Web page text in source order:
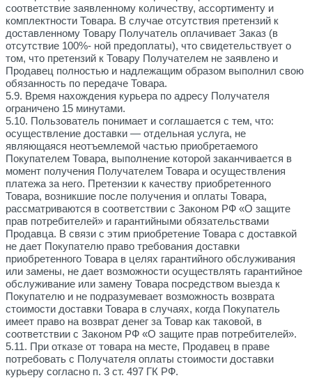
соответствие заявленному количеству, ассортименту и
комплектности Товара. В случае отсутствия претензий к
доставленному Товару Получатель оплачивает Заказ (в
отсутствие 100%- ной предоплаты), что свидетельствует о
том, что претензий к Товару Получателем не заявлено и
Продавец полностью и надлежащим образом выполнил свою
обязанность по передаче Товара.
5.9. Время нахождения курьера по адресу Получателя
ограничено 15 минутами.
5.10. Пользователь понимает и соглашается с тем, что:
осуществление доставки — отдельная услуга, не
являющаяся неотъемлемой частью приобретаемого
Покупателем Товара, выполнение которой заканчивается в
момент получения Получателем Товара и осуществления
платежа за него. Претензии к качеству приобретенного
Товара, возникшие после получения и оплаты Товара,
рассматриваются в соответствии с Законом РФ «О защите
прав потребителей» и гарантийными обязательствами
Продавца. В связи с этим приобретение Товара с доставкой
не дает Покупателю право требования доставки
приобретенного Товара в целях гарантийного обслуживания
или замены, не дает возможности осуществлять гарантийное
обслуживание или замену Товара посредством выезда к
Покупателю и не подразумевает возможность возврата
стоимости доставки Товара в случаях, когда Покупатель
имеет право на возврат денег за Товар как таковой, в
соответствии с Законом РФ «О защите прав потребителей».
5.11. При отказе от товара на месте, Продавец в праве
потребовать с Получателя оплаты стоимости доставки
курьеру согласно п. 3 ст. 497 ГК РФ.